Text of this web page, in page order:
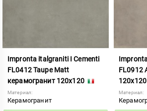
Impronta italgraniti I Cementi
FL0412 Taupe Matt
керамогранит 120x120
Материал:
Керамогранит
FL0912
120x120
Материал: